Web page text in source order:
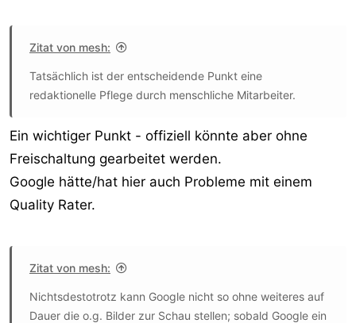
Zitat von mesh:
Tatsächlich ist der entscheidende Punkt eine
redaktionelle Pflege durch menschliche Mitarbeiter.
Ein wichtiger Punkt - offiziell könnte aber ohne
Freischaltung gearbeitet werden.
Google hätte/hat hier auch Probleme mit einem
Quality Rater.
Zitat von mesh:
Nichtsdestotrotz kann Google nicht so ohne weiteres auf
Dauer die o.g. Bilder zur Schau stellen; sobald Google ein